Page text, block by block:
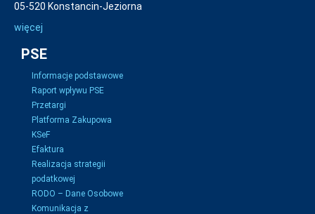
05-520 Konstancin-Jeziorna
więcej
PSE
Informacje podstawowe
Raport wpływu PSE
Przetargi
Platforma Zakupowa
KSeF
Efaktura
Realizacja strategii
podatkowej
RODO – Dane Osobowe
Komunikacja z